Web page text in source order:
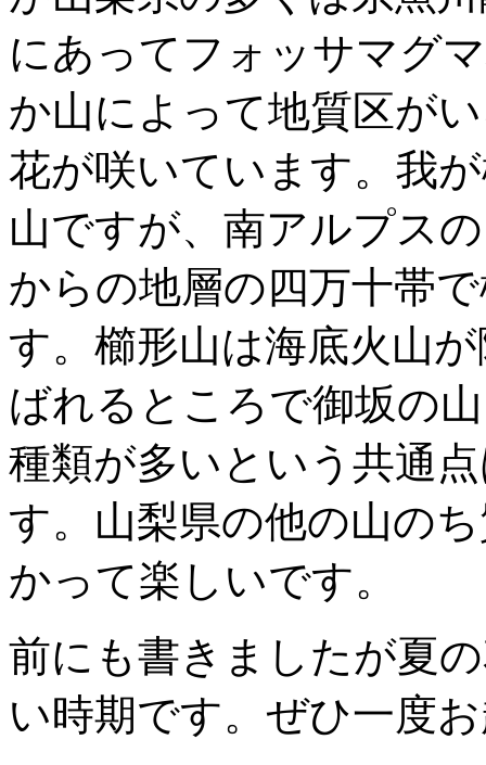
にあってフォッサマグ
か山によって地質区が
花が咲いています。我
山ですが、南アルプス
からの地層の四万十帯
す。櫛形山は海底火山
ばれるところで御坂の
種類が多いという共通
す。山梨県の他の山の
かって楽しいです。
前にも書きましたが夏
い時期です。ぜひ一度